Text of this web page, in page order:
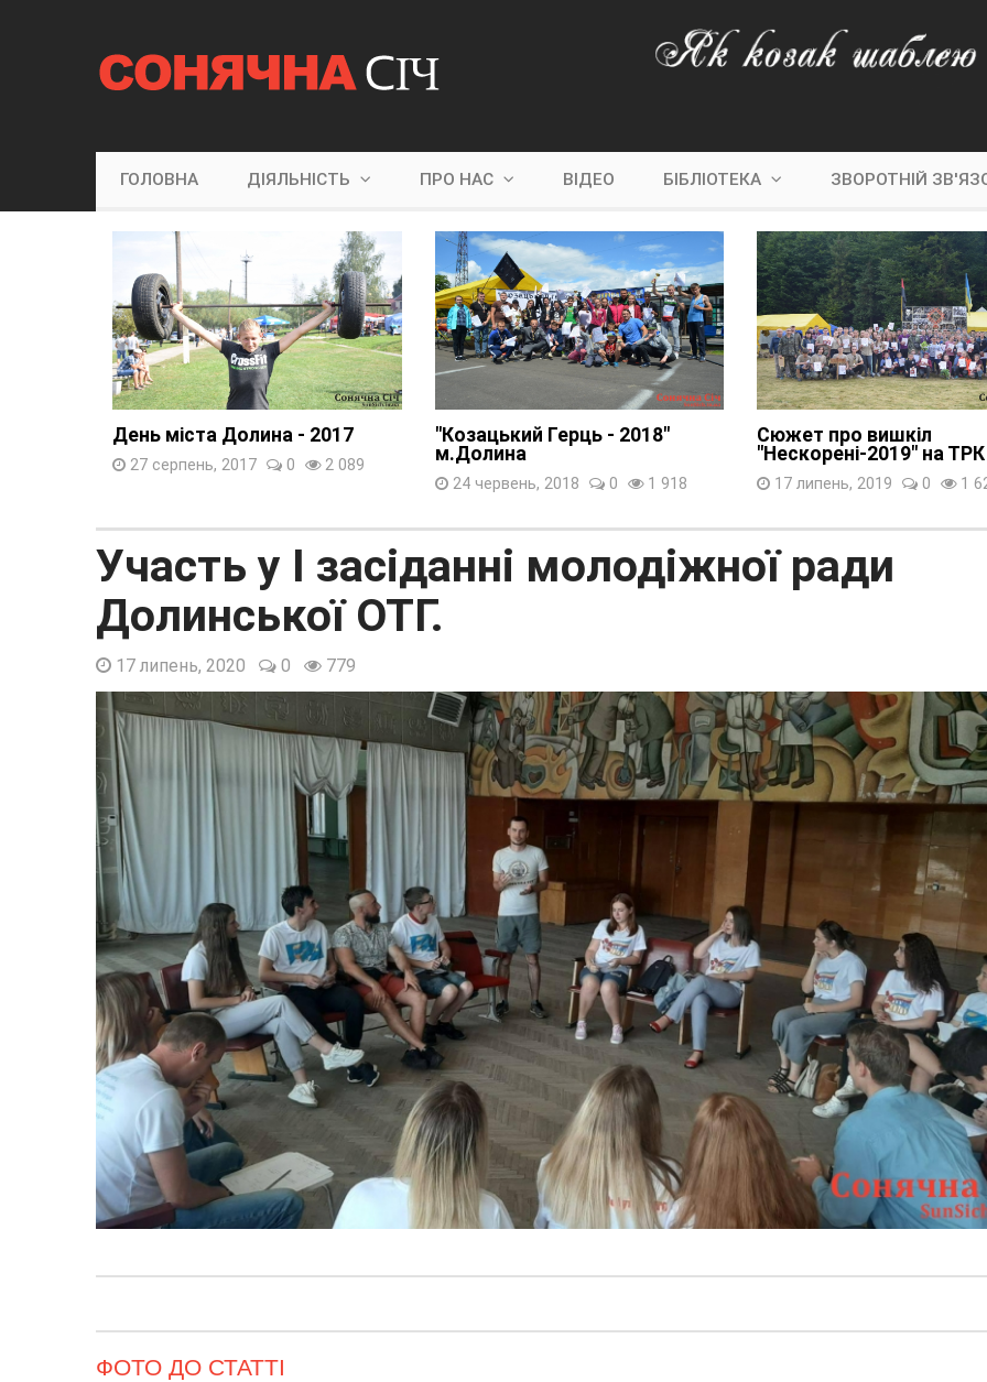
ГОЛОВНА ДІЯЛЬНІСТЬ ПРО НАС ВІДЕО БІБЛІОТЕКА ЗВОРОТНІЙ
День міста Долина - 2017
27 серпень, 2017 0 2 089
"Козацький Герць - 2018"
м.Долина
24 червень, 2018 0 1 918
Сюжет про вишкіл
"Нескорені-2019" на
17 липень, 2019 0 1
Участь у І засіданні молодіжної ради
Долинської ОТГ.
17 липень, 2020 0 779
ФОТО ДО СТАТТІ